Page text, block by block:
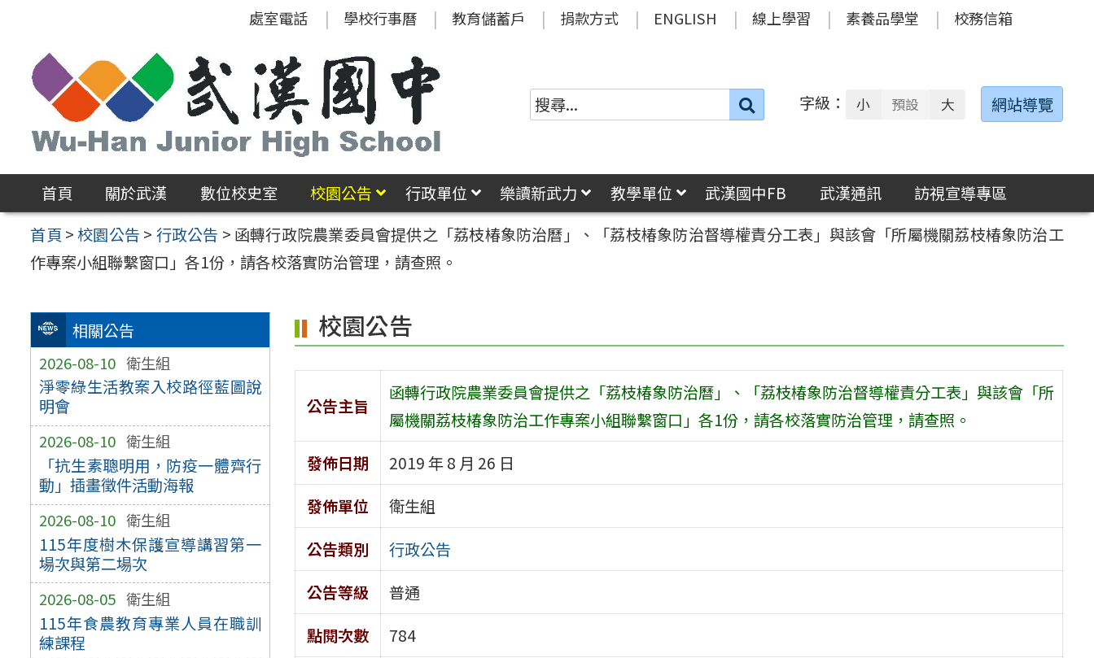
區
處室電話 學校行事曆 教育儲蓄戶 捐款方式 ENGLISH 線上學習 素養品學堂 校務信箱
搜
字級： 小 預設 大 網站導覽
首頁 關於武漢 數位校史室 校園公告 行政單位 樂讀新武力 教學單位 武漢國中FB 武漢通訊
訪視宣導專區
首頁 >校園公告 > 行政公告 > 函轉行政院農業委員會提供之「荔枝椿象防治曆」、「荔枝椿象防治督導權責分工表」與該會「所屬機關荔枝椿象防治工
作專案小組聯繫窗口」各1份，請各校落實防治管理，請查照。
相關公告
2026-08-10 衛生組
淨零綠生活教案入校路徑藍圖說
明會
2026-08-10 衛生組
「抗生素聰明用，防疫一體齊行
動」插畫徵件活動海報
2026-08-10 衛生組
115年度樹木保護宣導講習第一
場次與第二場次
2026-08-05 衛生組
115年食農教育專業人員在職訓
練課程
校園公告
公告主旨
函轉行政院農業委員會提供之「荔枝椿象防治曆」、「荔枝椿象防治督導權責分工表」與該會「所
屬機關荔枝椿象防治工作專案小組聯繫窗口」各1份，請各校落實防治管理，請查照。
發佈日期
2019 年 8 月 26 日
發佈單位
衛生組
公告類別
行政公告
公告等級
普通
點閱次數
784